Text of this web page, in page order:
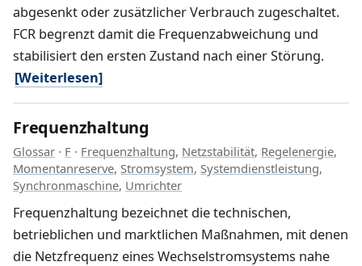
abgesenkt oder zusätzlicher Verbrauch zugeschaltet.
FCR begrenzt damit die Frequenzabweichung und
stabilisiert den ersten Zustand nach einer Störung.
[Weiterlesen]
Frequenzhaltung
Glossar · F · Frequenzhaltung, Netzstabilität, Regelenergie,
Momentanreserve, Stromsystem, Systemdienstleistung,
Synchronmaschine, Umrichter
Frequenzhaltung bezeichnet die technischen,
betrieblichen und marktlichen Maßnahmen, mit denen
die Netzfrequenz eines Wechselstromsystems nahe